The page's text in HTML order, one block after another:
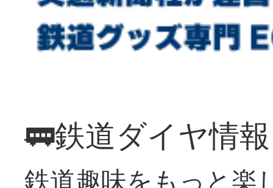
🚃鉄道ダイヤ情
鉄道趣味をもっと楽